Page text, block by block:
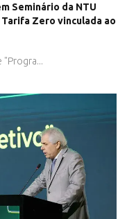
Seminário da NTU
Zero vinculada ao
"Progra...